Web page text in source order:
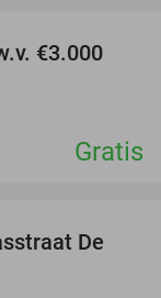
€3.000
Gratis
29%
De